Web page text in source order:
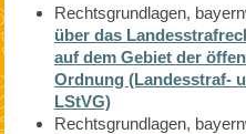
Rechtsgrundlagen,
über das
auf dem Gebiet der
Ordnung (Landesstraf-
LStVG)
Rechtsgrundlagen,